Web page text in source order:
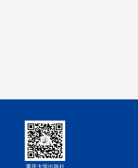
重庆大学出版社